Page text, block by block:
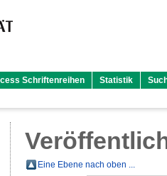
Schriftenreihen Statistik
Eine Ebene nach oben ...